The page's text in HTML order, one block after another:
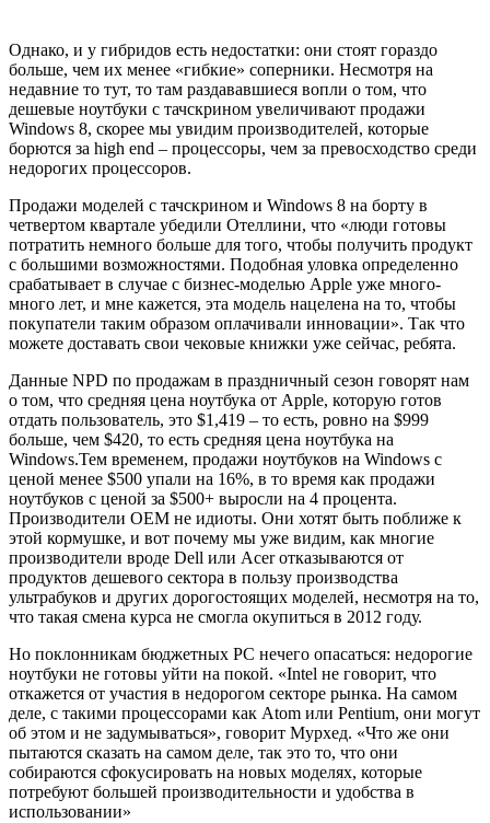
Однако, и у гибридов есть недостатки: они стоят гораздо
больше, чем их менее «гибкие» соперники. Несмотря на
недавние то тут, то там раздававшиеся вопли о том, что
дешевые ноутбуки с тачскрином увеличивают продажи
Windows 8, скорее мы увидим производителей, которые
борются за high end – процессоры, чем за превосходство среди
недорогих процессоров.
Продажи моделей с тачскрином и Windows 8 на борту в
четвертом квартале убедили Отеллини, что «люди готовы
потратить немного больше для того, чтобы получить продукт
с большими возможностями. Подобная уловка определенно
срабатывает в случае с бизнес-моделью Apple уже много-
много лет, и мне кажется, эта модель нацелена на то, чтобы
покупатели таким образом оплачивали инновации». Так что
можете доставать свои чековые книжки уже сейчас, ребята.
Данные NPD по продажам в праздничный сезон говорят нам
о том, что средняя цена ноутбука от Apple, которую готов
отдать пользователь, это $1,419 – то есть, ровно на $999
больше, чем $420, то есть средняя цена ноутбука на
Windows.Тем временем, продажи ноутбуков на Windows с
ценой менее $500 упали на 16%, в то время как продажи
ноутбуков с ценой за $500+ выросли на 4 процента.
Производители OEM не идиоты. Они хотят быть поближе к
этой кормушке, и вот почему мы уже видим, как многие
производители вроде Dell или Acer отказываются от
продуктов дешевого сектора в пользу производства
ультрабуков и других дорогостоящих моделей, несмотря на то,
что такая смена курса не смогла окупиться в 2012 году.
Но поклонникам бюджетных PC нечего опасаться: недорогие
ноутбуки не готовы уйти на покой. «Intel не говорит, что
откажется от участия в недорогом секторе рынка. На самом
деле, с такими процессорами как Atom или Pentium, они могут
об этом и не задумываться», говорит Мурхед. «Что же они
пытаются сказать на самом деле, так это то, что они
собираются сфокусировать на новых моделях, которые
потребуют большей производительности и удобства в
использовании»